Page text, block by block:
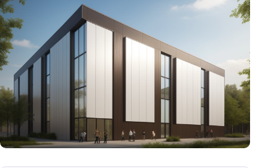
д
о
м
а